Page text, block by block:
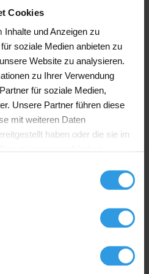
Cookies
und Anzeigen zu
soziale Medien anbieten zu
Website zu analysieren.
zu Ihrer Verwendung
für soziale Medien,
Unsere Partner führen diese
mit weiteren Daten
haben oder die sie im
20L
Cremeweiß, Fenstergrau,
RAL 7035 | Hellgrau,
RAL 7040 |
RAL 7042 | Verkehrsgrau A,
RAL 7046 | Telegrau
| Cremeweiß, RAL 9010 |
A, Verkehrsweiß, Weiß